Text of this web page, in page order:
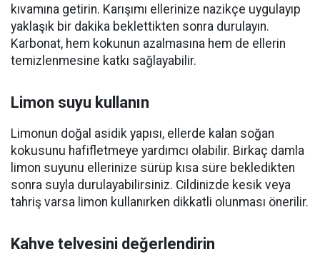
kıvamına getirin. Karışımı ellerinize nazikçe uygulayıp
yaklaşık bir dakika beklettikten sonra durulayın.
Karbonat, hem kokunun azalmasına hem de ellerin
temizlenmesine katkı sağlayabilir.
Limon suyu kullanın
Limonun doğal asidik yapısı, ellerde kalan soğan
kokusunu hafifletmeye yardımcı olabilir. Birkaç damla
limon suyunu ellerinize sürüp kısa süre bekledikten
sonra suyla durulayabilirsiniz. Cildinizde kesik veya
tahriş varsa limon kullanırken dikkatli olunması önerilir.
Kahve telvesini değerlendirin